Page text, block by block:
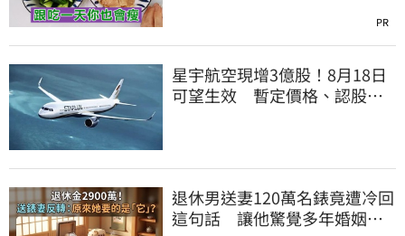
PR
星宇航空現增3億股！8月18日
可望生效 暫定價格、認股規
退休男送妻120萬名錶竟遭冷回
這句話 讓他驚覺多年婚姻全